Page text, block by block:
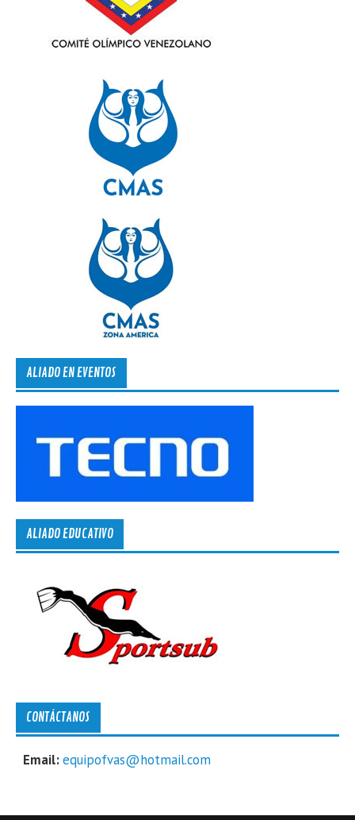
ALIADO EN EVENTOS
ALIADO EDUCATIVO
CONTÁCTANOS
Email:equipofvas@hotmail.com